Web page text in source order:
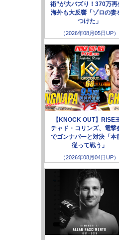
術”が大バズり！370万再
海外も大反響「ゾロの妻
つけた」
（2026年08月05日UP）
【KNOCK OUT】RISE
チャド・コリンズ、電撃
でゴンナパーと対決「本
従って戦う」
（2026年08月04日UP）